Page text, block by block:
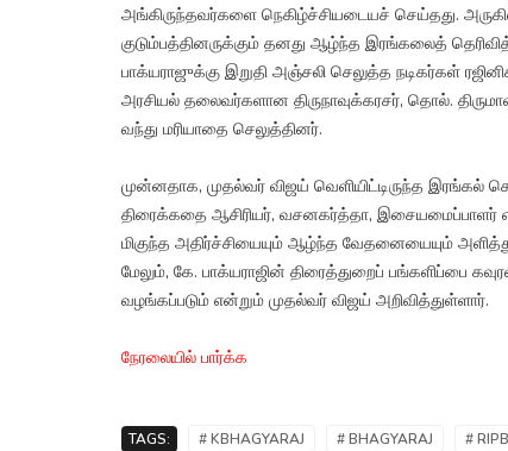
அங்கிருந்தவர்களை நெகிழ்ச்சியடையச் செய்தது.
குடும்பத்தினருக்கும் தனது ஆழ்ந்த இரங்கலைத்
பாக்யராஜுக்கு இறுதி அஞ்சலி செலுத்த நடிகர்கள்
அரசியல் தலைவர்களான திருநாவுக்கரசர், தொல்.
வந்து மரியாதை செலுத்தினர்.
முன்னதாக, முதல்வர் விஜய் வெளியிட்டிருந்த இரங்கல்
திரைக்கதை ஆசிரியர், வசனகர்த்தா, இசையமைப்பாளர்
மிகுந்த அதிர்ச்சியையும் ஆழ்ந்த வேதனையையும்
மேலும், கே. பாக்யராஜின் திரைத்துறைப் பங்களிப்பை
வழங்கப்படும் என்றும் முதல்வர் விஜய் அறிவித்துள்ளார்.
நேரலையில் பார்க்க
TAGS: # KBHAGYARAJ # BHAGYARAJ #